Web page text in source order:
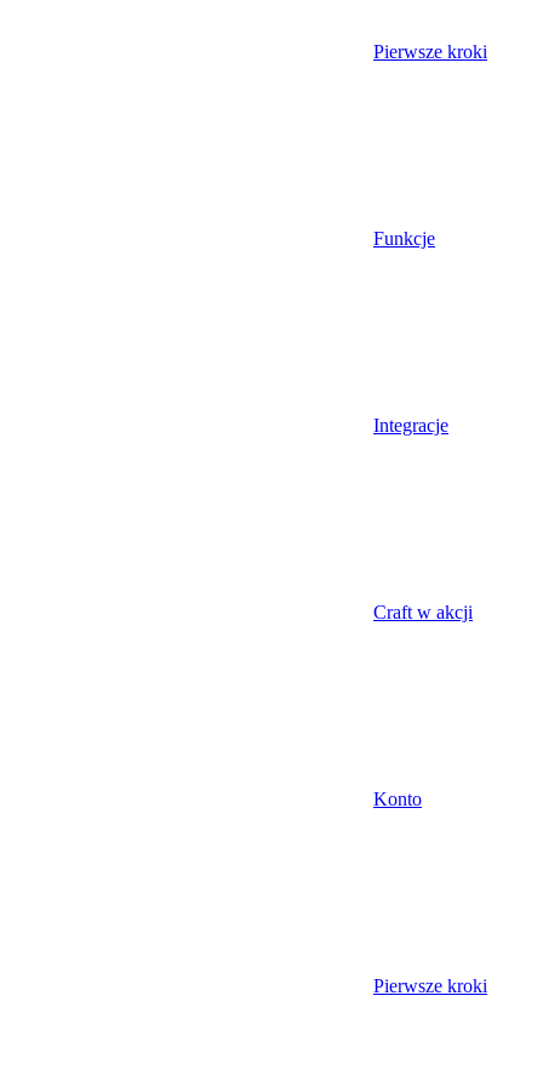
Pierwsze kroki
Funkcje
Integracje
Craft w akcji
Konto
Pierwsze kroki